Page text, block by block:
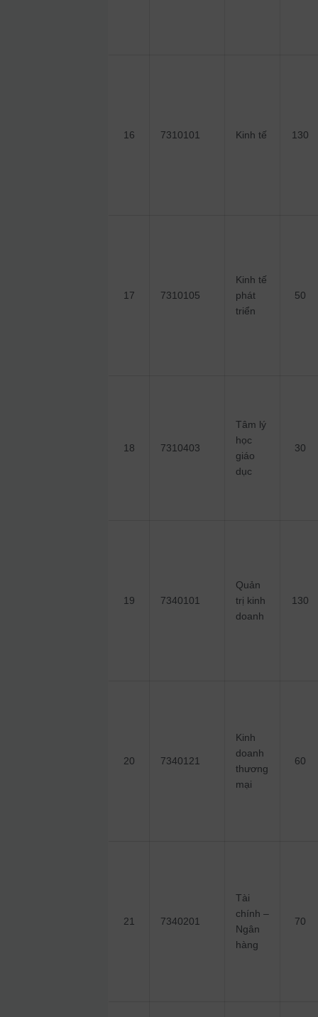
16 7310101 Kinh tế 130
17 7310105
Kinh tế
phát
triển
50
18 7310403
Tâm lý
học
giáo
dục
30
19 7340101
Quản
trị kinh
doanh
130
20 7340121
Kinh
doanh
thương
mại
60
21 7340201
Tài
chính –
Ngân
hàng
70